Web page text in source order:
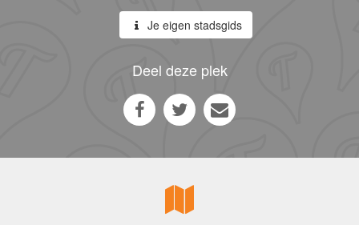
Je eigen stadsgids
Deel deze plek